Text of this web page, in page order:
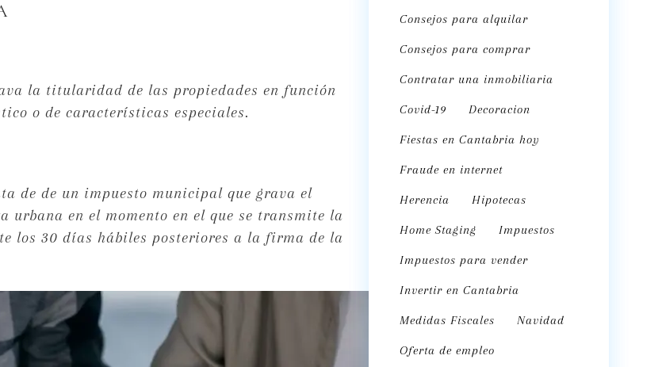
la titularidad de las propiedades en función
o de características especiales.
de de un impuesto municipal que grava el
urbana en el momento en el que se transmite la
los 30 días hábiles posteriores a la firma de la
Consejos para alquilar
Consejos para comprar
Contratar una inmobiliaria
Covid-19 Decoracion
Fiestas en Cantabria hoy
Fraude en internet
Herencia Hipotecas
Home Staging Impuestos
Impuestos para vender
Invertir en Cantabria
Medidas Fiscales Navidad
Oferta de empleo